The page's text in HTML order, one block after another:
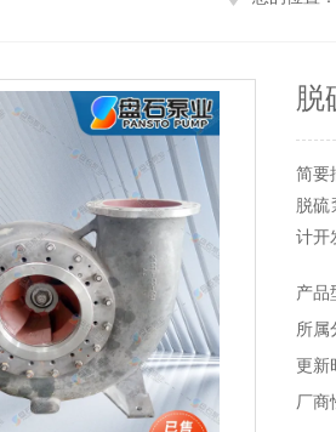
脱
简要
脱
计开
产品
所属
更新
厂商